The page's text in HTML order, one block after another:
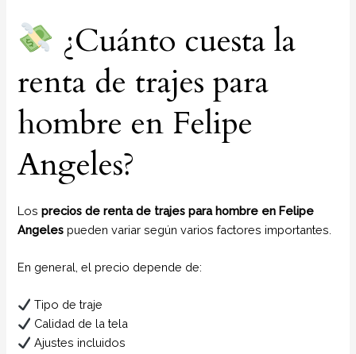
¿Cuánto cuesta la
renta de trajes para
hombre en Felipe
Angeles?
Losprecios de renta de trajes para hombre en Felipe
Angeles pueden variar según varios factores importantes.
En general, el precio depende de:
Tipo de traje
Calidad de la tela
Ajustes incluidos